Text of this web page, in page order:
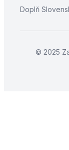
Doplň
© 2025